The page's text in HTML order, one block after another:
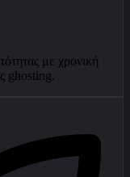
με χρονική
ghosting.